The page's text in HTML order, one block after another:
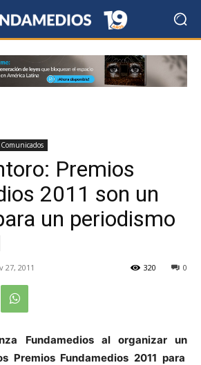
Comunicados
Premios
2011 son un
un periodismo
27, 2011 0
320
Fundamedios al organizar un
Premios Fundamedios 2011 para